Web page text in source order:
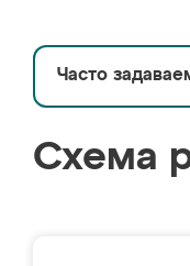
Часто
Схема